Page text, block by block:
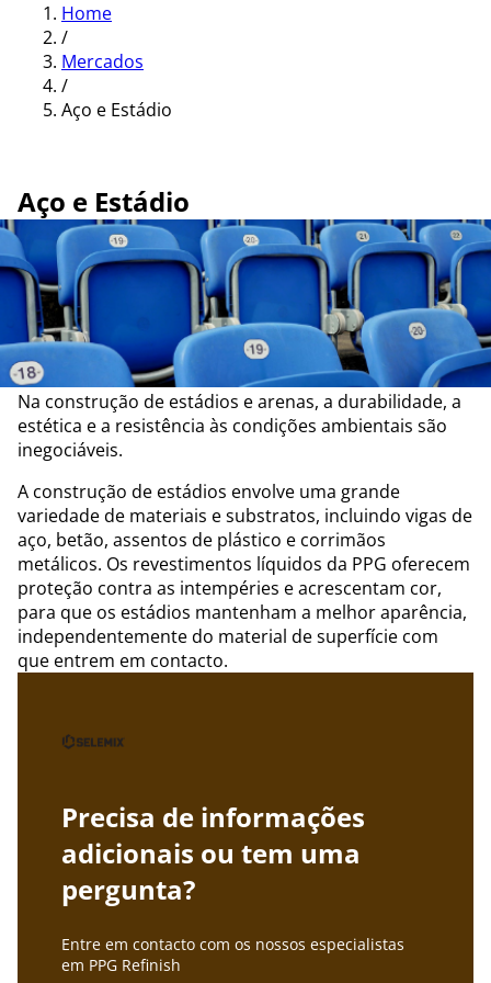
Home
/
Mercados
/
Aço e Estádio
Aço e Estádio
Na construção de estádios e arenas, a durabilidade, a
estética e a resistência às condições ambientais são
inegociáveis.
A construção de estádios envolve uma grande
variedade de materiais e substratos, incluindo vigas de
aço, betão, assentos de plástico e corrimãos
metálicos. Os revestimentos líquidos da PPG oferecem
proteção contra as intempéries e acrescentam cor,
para que os estádios mantenham a melhor aparência,
independentemente do material de superfície com
que entrem em contacto.
Precisa de informações
adicionais ou tem uma
pergunta?
Entre em contacto com os nossos especialistas
em PPG Refinish